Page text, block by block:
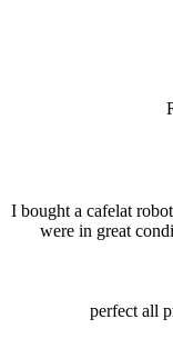
I bought a cafelat
were in great
perfect all